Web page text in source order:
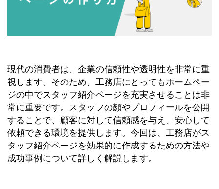
現代の消費者は、企業の信頼性や透明性を非常に重
視します。そのため、工務店にとってもホームペー
ジの中でスタッフ紹介ページを充実させることは非
常に重要です。スタッフの顔やプロフィールを公開
することで、顧客に対して信頼感を与え、安心して
依頼できる環境を提供します。今回は、工務店がス
タッフ紹介ページを効果的に作成するための方法や
成功事例について詳しく解説します。